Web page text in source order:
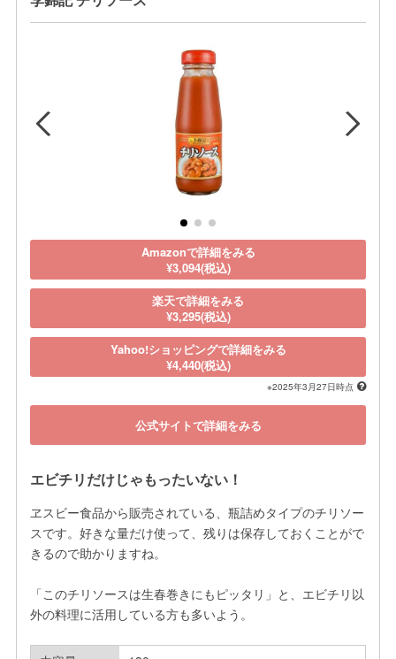
Amazonで詳細をみる
¥3,094(税込)
楽天で詳細をみる
¥3,295(税込)
Yahoo!ショッピングで詳細をみる
¥4,440(税込)
※2025年3月27日時点
公式サイトで詳細をみる
エビチリだけじゃもったいない！
ヱスビー食品から販売されている、瓶詰めタイプのチリソー
スです。好きな量だけ使って、残りは保存しておくことがで
きるので助かりますね。
「このチリソースは生春巻きにもピッタリ」と、エビチリ以
外の料理に活用している方も多いよう。